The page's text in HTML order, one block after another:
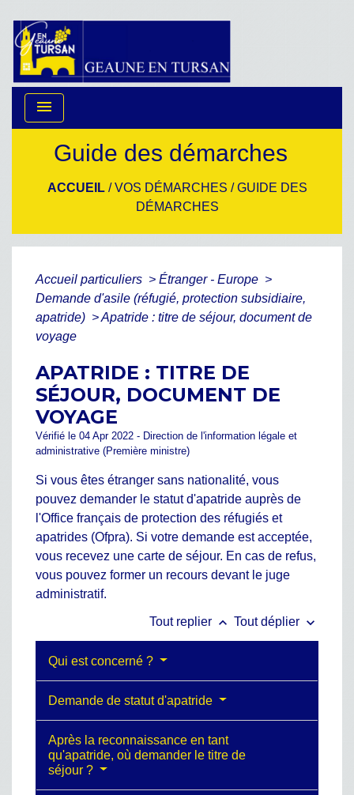
menu
Guide des démarches
ACCUEIL/VOS DÉMARCHES /GUIDE DES
DÉMARCHES
Accueil particuliers > Étranger - Europe >
Demande d'asile (réfugié, protection subsidiaire,
apatride) >Apatride : titre de séjour, document de
voyage
APATRIDE : TITRE DE
SÉJOUR, DOCUMENT DE
VOYAGE
Vérifié le 04 Apr 2022 - Direction de l'information légale et
administrative (Première ministre)
Si vous êtes étranger sans nationalité, vous
pouvez demander le statut d'apatride auprès de
l'Office français de protection des réfugiés et
apatrides (Ofpra). Si votre demande est acceptée,
vous recevez une carte de séjour. En cas de refus,
vous pouvez former un recours devant le juge
administratif.
Tout replier keyboard_arrow_up Tout déplier keyboard_arrow_down
Qui est concerné ?
Demande de statut d'apatride
Après la reconnaissance en tant
qu'apatride, où demander le titre de
séjour ?